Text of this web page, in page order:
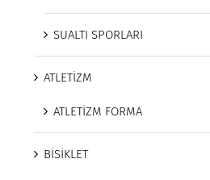
SUALTI SPORLARI
ATLETİZM
ATLETİZM FORMA
BİSİKLET